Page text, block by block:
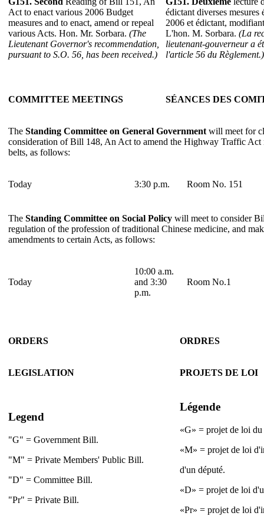
Act to enact various 2006 Budget
measures and to enact, amend or repeal
various Acts. Hon. Mr. Sorbara. (The
Lieutenant Governor's recommendation,
pursuant to S.O. 56, has been received.)
édictant diverses mesures
2006 et édictant,
L'hon. M. Sorbara. (La
lieutenant-gouverneur a
l'article 56 du Règlement.)
COMMITTEE MEETINGS SÉANCES DES
The Standing Committee on General Government will meet for
consideration of Bill 148, An Act to amend the Highway Traffic Act
belts, as follows:
Today 3:30 p.m. Room No. 151
The Standing Committee on Social Policy will meet to consider
regulation of the profession of traditional Chinese medicine, and
amendments to certain Acts, as follows:
Today
10:00 a.m.
and 3:30
p.m.
Room No.1
ORDERS ORDRES
LEGISLATION PROJETS DE LOI
Legend
"G" = Government Bill.
"M" = Private Members' Public Bill.
"D" = Committee Bill.
"Pr" = Private Bill.
Légende
«G» = projet de loi
«M» = projet de loi
d'un député.
«D» = projet de loi
«Pr» = projet de loi